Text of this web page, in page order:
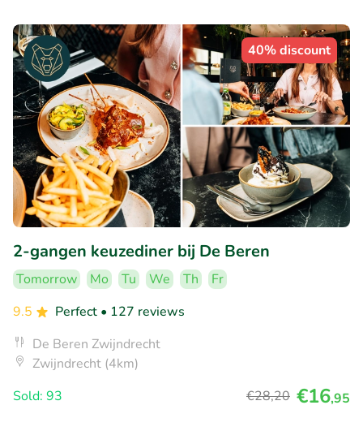
40% discount
2-gangen keuzediner bij De Beren
Tomorrow Mo Tu We Th
Fr
9.5
Perfect • 127 reviews
De Beren Zwijndrecht
Zwijndrecht (4km)
Sold: 93
€28,20 €16,95